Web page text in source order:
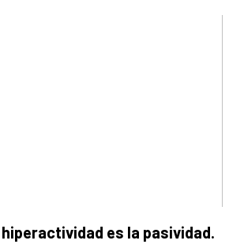
es la pasividad.